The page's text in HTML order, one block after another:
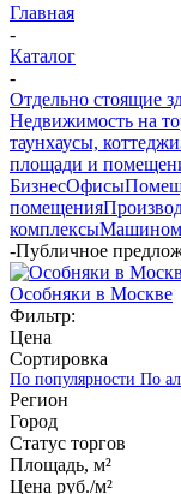
Главная
-
Каталог
-
Отдельно стоящие
Недвижимость на
таунхаусы, коттеджи
площади и
БизнесОфисы
помещения
комплексы
-Публичное
Особняки в Москве
Фильтр:
Цена
Сортировка
По популярности По
Регион
Город
Статус торгов
Площадь, м²
Цена руб./м²